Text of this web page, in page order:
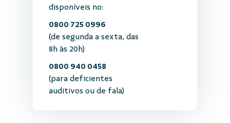
disponíveis no:
0800 725 0996
(de segunda a sexta, das
8h às 20h)
0800 940 0458
(para deficientes
auditivos ou de fala)